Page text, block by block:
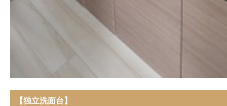
【独立洗面台】